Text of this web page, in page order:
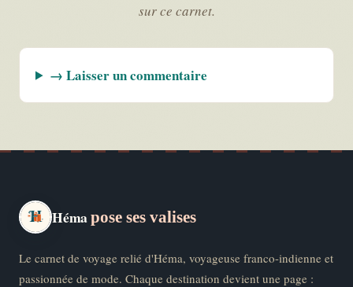
sur ce carnet.
→ Laisser un commentaire
Hémapose ses valises
Le carnet de voyage relié d'Héma, voyageuse franco-indienne et
passionnée de mode. Chaque destination devient une page :